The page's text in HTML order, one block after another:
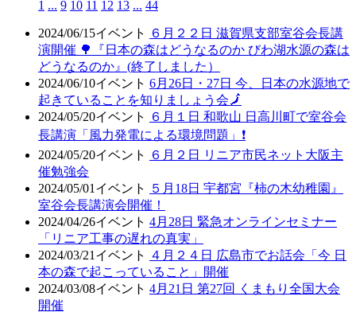
1 ... 9 10 11 12 13 ... 44
2024/06/15イベント
６月２２日 滋賀県支部室谷会長講
演開催 🌳『日本の森はどうなるのか びわ湖水源の森は
どうなるのか』(終了しました）
2024/06/10イベント 6月26日・27日 今、日本の水源地で
起きていることを知りましょう会🗾
2024/05/20イベント
６月１日 和歌山 日高川町で室谷会
長講演「風力発電による環境問題」❗
2024/05/20イベント
６月２日 リニア市民ネット大阪主
催勉強会
2024/05/01 イベント
５月18日 宇都宮『柿の木幼稚園』
室谷会長講演会開催！
2024/04/26イベント 4月28日 緊急オンラインセミナー
「リニア工事の遅れの真実」
2024/03/21 イベント
４月２４日 広島市でお話会「今 日
本の森で起こっていること」開催
2024/03/08イベント 4月21日 第27回 くまもり全国大会
開催